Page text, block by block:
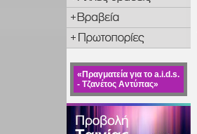
«Πραγματεία για το a.i.d.s.
- Τζανέτος Αντύπας»